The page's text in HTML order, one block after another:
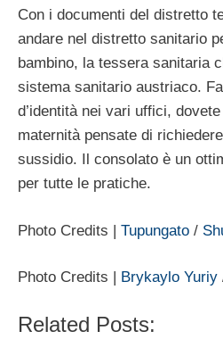
Con i documenti del distretto
andare nel distretto sanitario
bambino, la tessera sanitaria
sistema sanitario austriaco.
d’identità nei vari uffici,
maternità pensate di
sussidio. Il consolato è un
per tutte le pratiche.
Photo Credits | Tupungato /
Photo Credits | Brykaylo Yuriy
Related Posts: